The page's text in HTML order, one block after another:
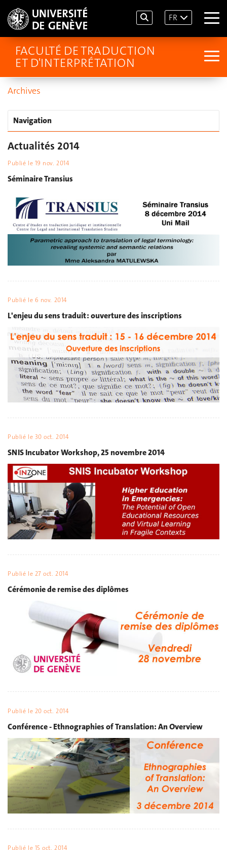
FR
FACULTÉ DE TRADUCTION
ET D'INTERPRÉTATION
Archives
Navigation
Actualités 2014
Publié le 19 nov. 2014
Séminaire Transius
Publié le 6 nov. 2014
L'enjeu du sens traduit : ouverture des inscriptions
Publié le 30 oct. 2014
SNIS Incubator Workshop, 25 novembre 2014
Publié le 27 oct. 2014
Cérémonie de remise des diplômes
Publié le 20 oct. 2014
Conférence - Ethnographies of Translation: An Overview
Publié le 15 oct. 2014